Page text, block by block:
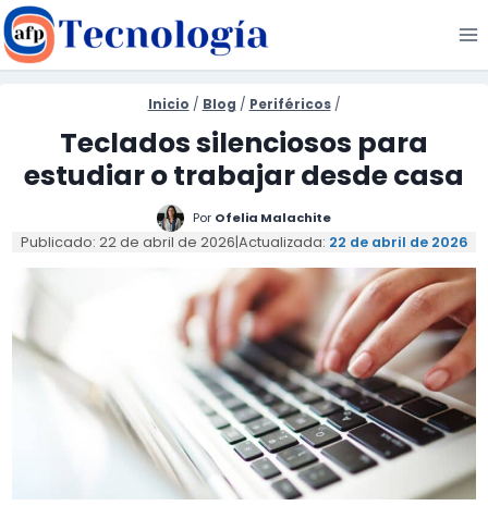
Saltar
al
contenido
Inicio / Blog / Periféricos /
Teclados silenciosos para
estudiar o trabajar desde casa
Por Ofelia Malachite
Publicado: 22 de abril de 2026|Actualizada: 22 de abril de 2026